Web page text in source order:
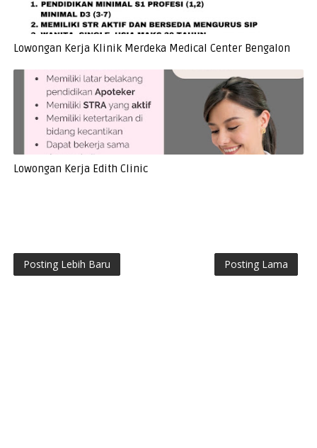
Lowongan Kerja Klinik Merdeka Medical Center Bengalon
Lowongan Kerja Edith Clinic
Posting Lebih Baru Posting Lama